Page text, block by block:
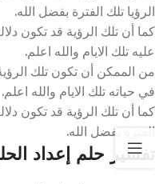
الرؤيا تلك الفترة بفضل الله.
كما أن تلك الرؤية قد تكون
عليه تلك الايام والله اعلم.
من الممكن أن تكون تلك
في حياته تلك الايام والله اعلم.
كما أن تلك الرؤية قد تكون
الفترة بفضل الله.
تفسير حلم إعداد